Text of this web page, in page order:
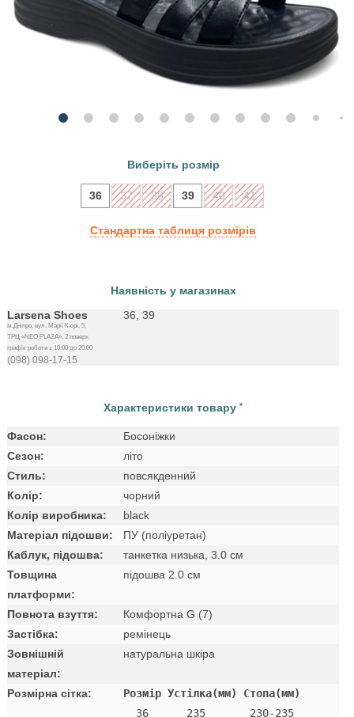
Виберіть розмір
36 37 38 39 40 41
Стандартна таблиця розмірів
Наявність у магазинах
Larsena Shoes
м.Дніпро, вул. Марії Кюрі, 5,
ТРЦ «NEO PLAZA», 2 поверх
графік роботи з 10:00 до 20:00
(098) 098-17-15
36, 39
Характеристики товару *
Фасон:
Босоніжки
Сезон:
літо
Стиль:
повсякденний
Колір:
чорний
Колір виробника:
black
Матеріал підошви:
ПУ (поліуретан)
Каблук, підошва:
танкетка низька, 3.0 см
Товщина
платформи:
підошва 2.0 см
Повнота взуття:
Комфортна G (7)
Застібка:
ремінець
Зовнішній
матеріал:
натуральна шкіра
Розмірна сітка:
Розмір Устілка(мм) Стопа(мм)
  36      235       230-235